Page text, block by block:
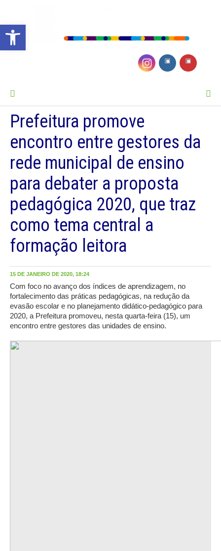
Barra de Ferramentas Aberta
Prefeitura promove
encontro entre gestores da
rede municipal de ensino
para debater a proposta
pedagógica 2020, que traz
como tema central a
formação leitora
15 DE JANEIRO DE 2020, 18:24
Com foco no avanço dos índices de aprendizagem, no
fortalecimento das práticas pedagógicas, na redução da
evasão escolar e no planejamento didático-pedagógico para
2020, a Prefeitura promoveu, nesta quarta-feira (15), um
encontro entre gestores das unidades de ensino.